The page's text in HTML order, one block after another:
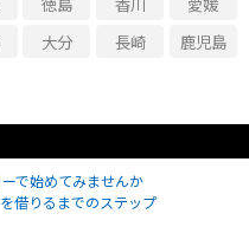
大分 長崎
鹿児島